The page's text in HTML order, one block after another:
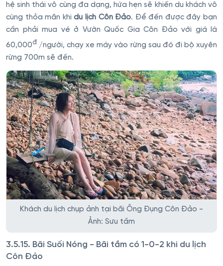
hệ sinh thái vô cùng đa dạng, hứa hẹn sẽ khiến du khách vô
cùng thỏa mãn khidu lịch Côn Đảo. Để đến được đây bạn
cần phải mua vé ở Vườn Quốc Gia Côn Đảo với giá là
60,000đ /người, chạy xe máy vào rừng sau đó đi bộ xuyên
rừng 700m sẽ đến.
Khách du lịch chụp ảnh tại bãi Ông Đụng Côn Đảo -
Ảnh: Sưu tầm
3.5.15. Bãi Suối Nóng - Bãi tắm có 1-0-2 khi du lịch
Côn Đảo